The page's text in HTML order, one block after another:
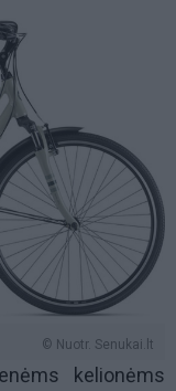
© Nuotr. Senukai.lt
kelionėms